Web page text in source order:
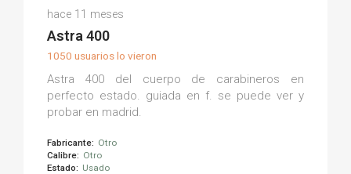
Raul V.
hace 11 meses
Astra 400
1050 usuarios lo vieron
Astra 400 del cuerpo de carabineros en
perfecto estado. guiada en f. se puede ver y
probar en madrid.
Fabricante: Otro
Calibre: Otro
Estado: Usado